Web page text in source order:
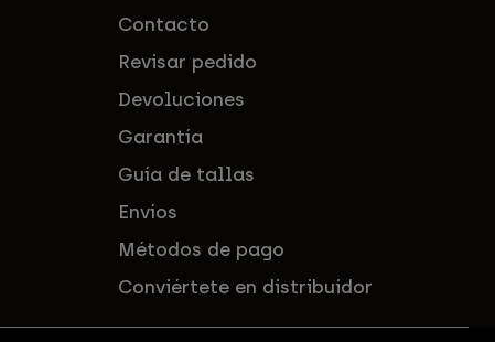
Contacto
Revisar pedido
Devoluciones
Garantía
Guía de tallas
Envíos
Métodos de pago
Conviértete en distribuidor